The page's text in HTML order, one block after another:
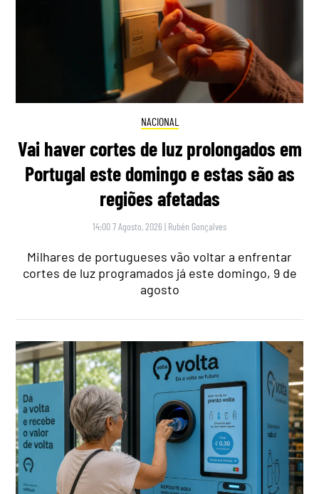
NACIONAL
Vai haver cortes de luz prolongados em
Portugal este domingo e estas são as
regiões afetadas
14:00 7 Agosto, 2026 | Rubén Gonçalves
Milhares de portugueses vão voltar a enfrentar
cortes de luz programados já este domingo, 9 de
agosto